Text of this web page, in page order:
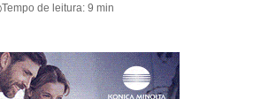
Tempo de leitura: 9 min